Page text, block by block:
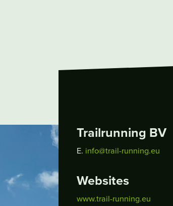
Trailrunning BV
E. info@trail-running.eu
Websites
www.trail-running.eu